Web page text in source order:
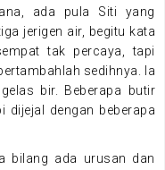
ada pula Siti yang
jerigen air, begitu kata
tak percaya, tapi
sedihnya. Ia
bir. Beberapa butir
dijejal dengan beberapa
bilang ada urusan dan